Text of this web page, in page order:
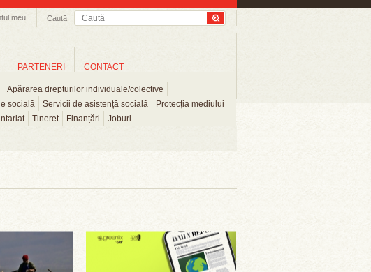
Caută
meu
Apărarea drepturilor individuale/colective
socială Servicii de asistență socială
Protecția mediului
Tineret Finanțări Joburi
PARTENERI CONTACT